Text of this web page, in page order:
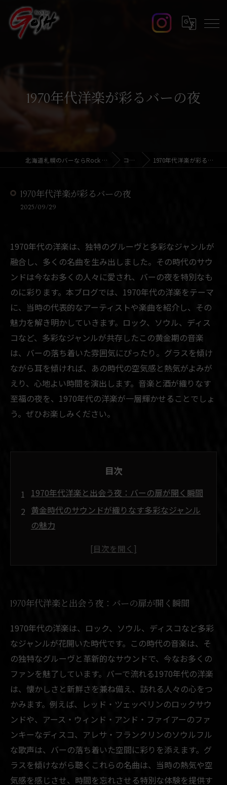
1970年代洋楽が彩るバーの夜
北海道札幌のバーならRock Bar GOSH コラム 1970年代洋楽が彩るバーの夜
1970年代洋楽が彩るバーの夜
2025/09/29
1970年代の洋楽は、独特のグルーヴと多彩なジャンルが
融合し、多くの名曲を生み出しました。その時代のサウ
ンドは今なお多くの人々に愛され、バーの夜を特別なも
のに彩ります。本ブログでは、1970年代の洋楽をテーマ
に、当時の代表的なアーティストや楽曲を紹介し、その
魅力を解き明かしていきます。ロック、ソウル、ディス
コなど、多彩なジャンルが共存したこの黄金期の音楽
は、バーの落ち着いた雰囲気にぴったり。グラスを傾け
ながら耳を傾ければ、あの時代の空気感と熱気がよみが
えり、心地よい時間を演出します。音楽と酒が織りなす
至福の夜を、1970年代の洋楽が一層輝かせることでしょ
う。ぜひお楽しみください。
目次
1970年代洋楽と出会う夜：バーの扉が開く瞬間
黄金時代のサウンドが織りなす多彩なジャンル
の魅力
ロックからディスコまで、1970年代洋楽がバー
グラスを傾けながら味わう、1970年代洋楽が彩
る至福の時間
バーで楽しむ1970年代洋楽特集：心に響く名曲
たち
1970年代洋楽が織り成す夜の物語：音楽と酒が
紡ぐ特別なひととき
1970年代洋楽と出会う夜：バーの扉が開く瞬間
1970年代の洋楽は、ロック、ソウル、ディスコなど多彩
なジャンルが花開いた時代です。この時代の音楽は、そ
の独特なグルーヴと革新的なサウンドで、今なお多くの
ファンを魅了しています。バーで流れる1970年代の洋楽
は、懐かしさと新鮮さを兼ね備え、訪れる人々の心をつ
かみます。例えば、レッド・ツェッペリンのロックサウ
ンドや、アース・ウィンド・アンド・ファイアーのファ
ンキーなディスコ、アレサ・フランクリンのソウルフル
な歌声は、バーの落ち着いた空間に彩りを添えます。グ
ラスを傾けながら聴くこれらの名曲は、当時の熱気や空
気感を感じさせ、時間を忘れさせる特別な体験を提供す